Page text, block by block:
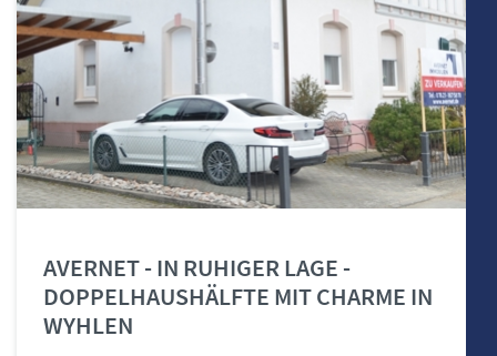
AVERNET - IN RUHIGER LAGE -
DOPPELHAUSHÄLFTE MIT CHARME IN
WYHLEN